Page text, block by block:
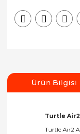
Ürün Bilgisi
Turtle Air2
Turtle Air2